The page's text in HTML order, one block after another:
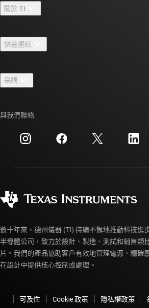
關於 TI
人才招募
新聞室
活動
投資人關系
快速連結
TI E2E™ 設計支援論壇
交互參考搜索
客戶支援中心
myTI 帳戶常見問題解答
采購
訂購 FAQ
與我們聯絡
數十年來，德州儀器 (TI) 持續不懈地推動科技進
半導體公司，致力於設計、製造、測試和銷售類
片。我們的產品協助客戶有效地管理電源、精確
在設計中提供核心控制或處理。
可及性 Cookie 政策 隱私權政策